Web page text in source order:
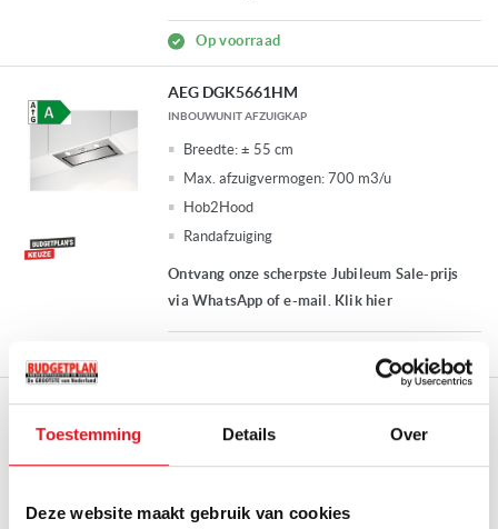
Toestemming Details Over
Deze website maakt gebruik van cookies
Op voorraad
AEG DGK5661HM
INBOUWUNIT AFZUIGKAP
Breedte: ± 55 cm
Max. afzuigvermogen: 700 m3/u
Hob2Hood
Randafzuiging
Ontvang onze scherpste Jubileum Sale-prijs
via WhatsApp of e-mail. Klik hier
AEG DGK5861HM
INBOUWUNIT AFZUIGKAP
Randafzuiging